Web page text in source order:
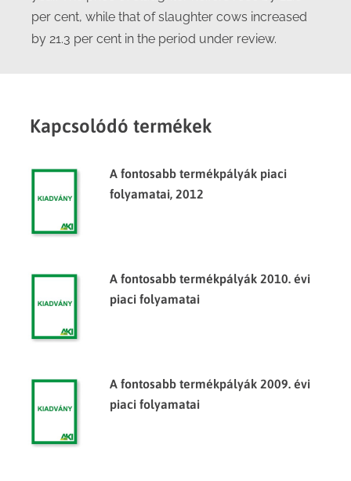
per cent, while that of slaughter cows increased
by 21.3 per cent in the period under review.
Kapcsolódó termékek
A fontosabb termékpályák piaci
folyamatai, 2012
A fontosabb termékpályák 2010. évi
piaci folyamatai
A fontosabb termékpályák 2009. évi
piaci folyamatai